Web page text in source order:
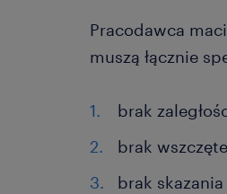
Pracodawca
muszą łącznie
brak
brak
brak